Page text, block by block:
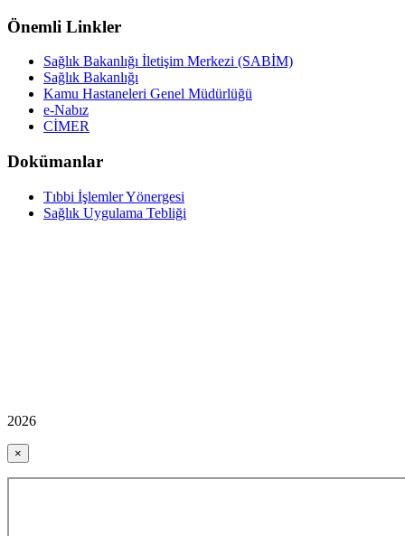
Önemli Linkler
Sağlık Bakanlığı İletişim Merkezi (SABİM)
Sağlık Bakanlığı
Kamu Hastaneleri Genel Müdürlüğü
e-Nabız
CİMER
Dokümanlar
Tıbbi İşlemler Yönergesi
Sağlık Uygulama Tebliği
2026
×